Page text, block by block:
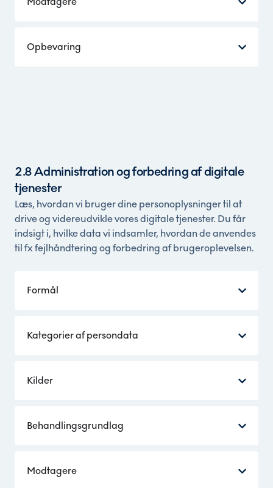
Opbevaring
2.8 Administration og forbedring af digitale
tjenester
Læs, hvordan vi bruger dine personoplysninger til at
drive og videreudvikle vores digitale tjenester. Du får
indsigt i, hvilke data vi indsamler, hvordan de anvendes
til fx fejlhåndtering og forbedring af brugeroplevelsen.
Formål
Kategorier af persondata
Kilder
Behandlingsgrundlag
Modtagere